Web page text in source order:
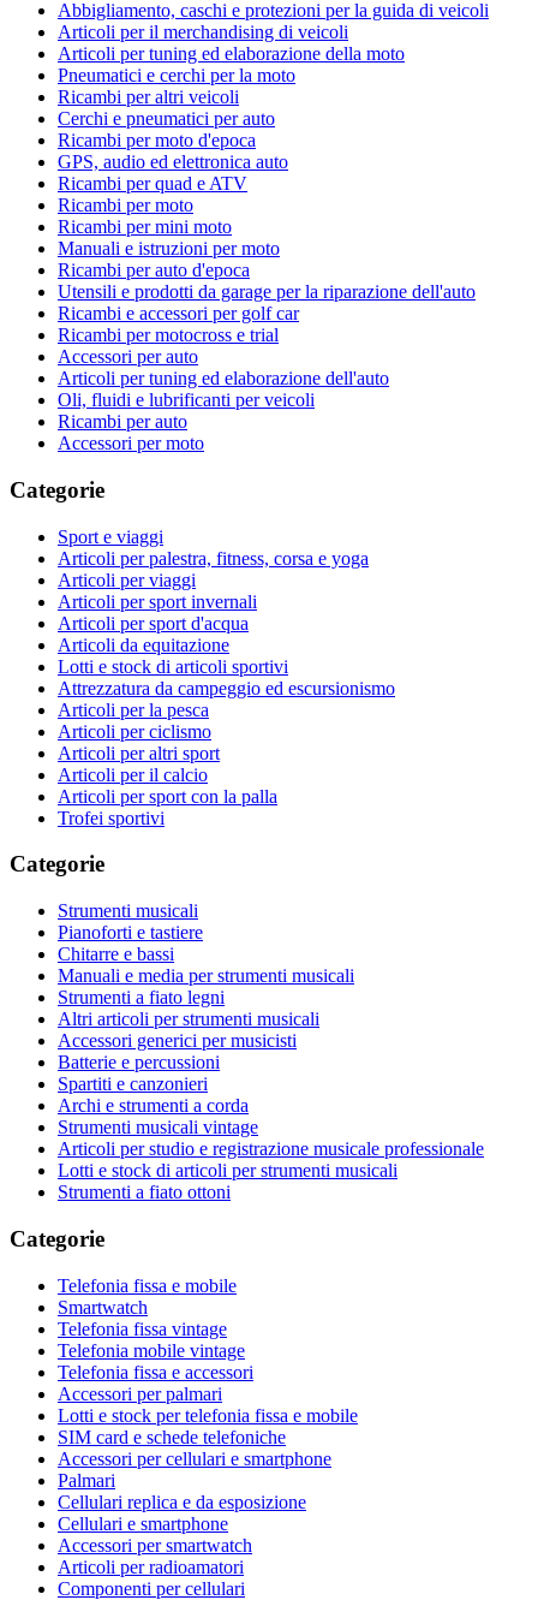
Abbigliamento, caschi e protezioni per la guida di veicoli
Articoli per il merchandising di veicoli
Articoli per tuning ed elaborazione della moto
Pneumatici e cerchi per la moto
Ricambi per altri veicoli
Cerchi e pneumatici per auto
Ricambi per moto d'epoca
GPS, audio ed elettronica auto
Ricambi per quad e ATV
Ricambi per moto
Ricambi per mini moto
Manuali e istruzioni per moto
Ricambi per auto d'epoca
Utensili e prodotti da garage per la riparazione dell'auto
Ricambi e accessori per golf car
Ricambi per motocross e trial
Accessori per auto
Articoli per tuning ed elaborazione dell'auto
Oli, fluidi e lubrificanti per veicoli
Ricambi per auto
Accessori per moto
Categorie
Sport e viaggi
Articoli per palestra, fitness, corsa e yoga
Articoli per viaggi
Articoli per sport invernali
Articoli per sport d'acqua
Articoli da equitazione
Lotti e stock di articoli sportivi
Attrezzatura da campeggio ed escursionismo
Articoli per la pesca
Articoli per ciclismo
Articoli per altri sport
Articoli per il calcio
Articoli per sport con la palla
Trofei sportivi
Categorie
Strumenti musicali
Pianoforti e tastiere
Chitarre e bassi
Manuali e media per strumenti musicali
Strumenti a fiato legni
Altri articoli per strumenti musicali
Accessori generici per musicisti
Batterie e percussioni
Spartiti e canzonieri
Archi e strumenti a corda
Strumenti musicali vintage
Articoli per studio e registrazione musicale professionale
Lotti e stock di articoli per strumenti musicali
Strumenti a fiato ottoni
Categorie
Telefonia fissa e mobile
Smartwatch
Telefonia fissa vintage
Telefonia mobile vintage
Telefonia fissa e accessori
Accessori per palmari
Lotti e stock per telefonia fissa e mobile
SIM card e schede telefoniche
Accessori per cellulari e smartphone
Palmari
Cellulari replica e da esposizione
Cellulari e smartphone
Accessori per smartwatch
Articoli per radioamatori
Componenti per cellulari